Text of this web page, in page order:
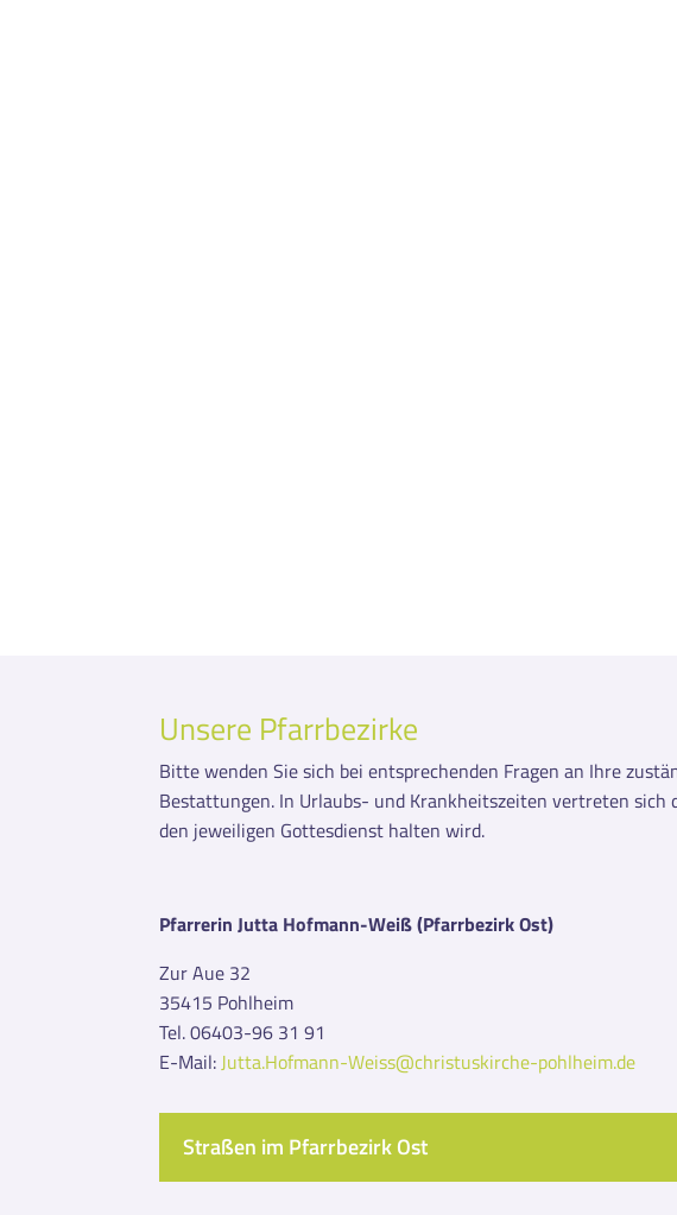
Unsere Pfarrbezirke
Bitte wenden Sie sich bei entsprechenden Fragen an Ihre
Bestattungen. In Urlaubs- und Krankheitszeiten vertreten
den jeweiligen Gottesdienst halten wird.
Pfarrerin Jutta Hofmann-Weiß(Pfarrbezirk Ost)
Zur Aue 32
35415 Pohlheim
Tel. 06403-96 31 91
E-Mail:Jutta.Hofmann-Weiss@christuskirche-pohlheim.de
Straßen im Pfarrbezirk Ost